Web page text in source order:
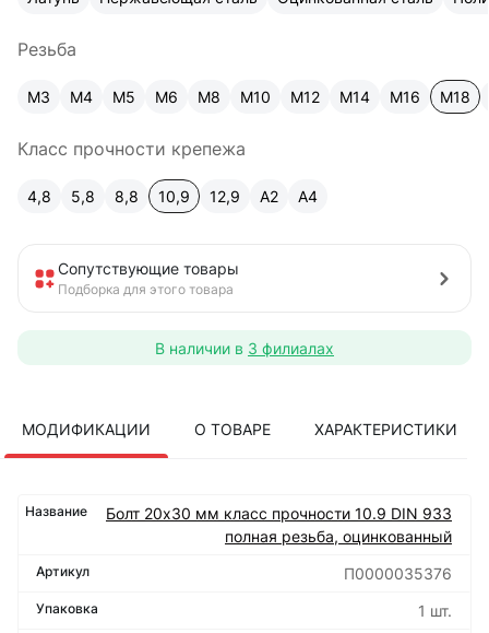
Резьба
М3 М4 М5 М6 М8 М10 М12 М14 М16 М18
Класс прочности крепежа
4,8 5,8 8,8 10,9 12,9 A2 А4
Сопутствующие товары
Подборка для этого товара
В наличии в 3 филиалах
МОДИФИКАЦИИ О ТОВАРЕ ХАРАКТЕРИСТИКИ
Болт 20х30 мм класс прочности 10.9 DIN 933
полная резьба, оцинкованный
П0000035376
1 шт.